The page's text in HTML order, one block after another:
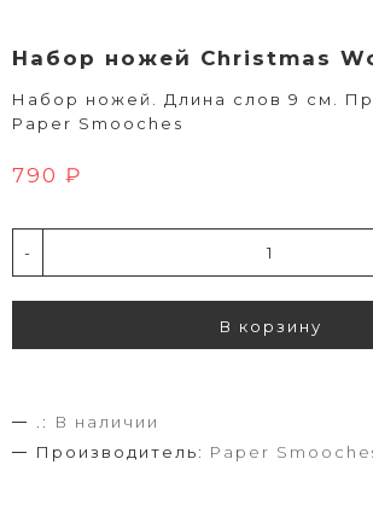
Набор ножей Christmas
Набор ножей. Длина слов 9 см.
Paper Smooches
790 ₽
-
В корзину
.:
В наличии
Производитель: Paper